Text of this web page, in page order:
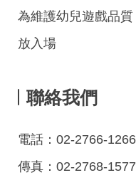
為維護幼兒遊戲品
放入場
聯絡我們
電話：02-2766-1266
傳真：02-2768-1577